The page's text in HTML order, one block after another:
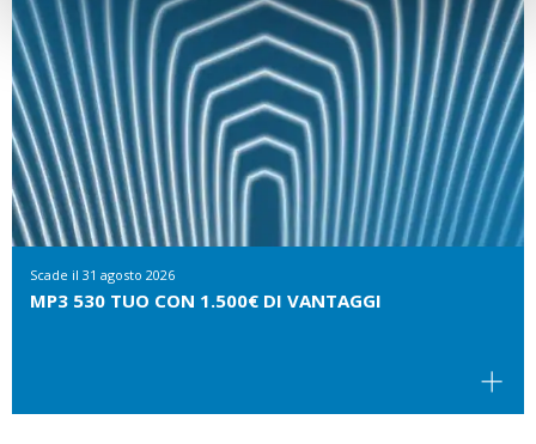
Scade il 31 agosto 2026
MP3 530 TUO CON 1.500€ DI VANTAGGI